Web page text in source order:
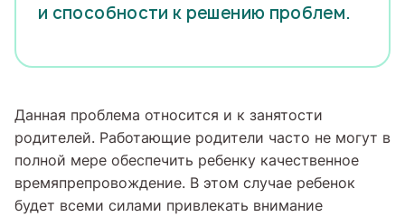
и способности к решению проблем.
Данная проблема относится и к занятости
родителей. Работающие родители часто не могут в
полной мере обеспечить ребенку качественное
времяпрепровождение. В этом случае ребенок
будет всеми силами привлекать внимание